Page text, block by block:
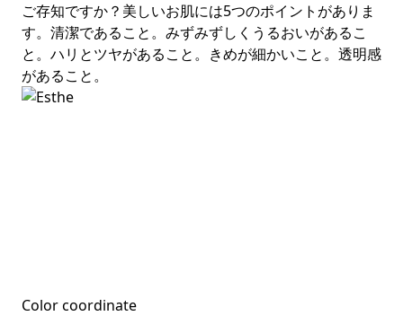
ご存知ですか？美しいお肌には5つのポイントがありま
す。清潔であること。みずみずしくうるおいがあるこ
と。ハリとツヤがあること。きめが細かいこと。透明感
があること。
Color coordinate